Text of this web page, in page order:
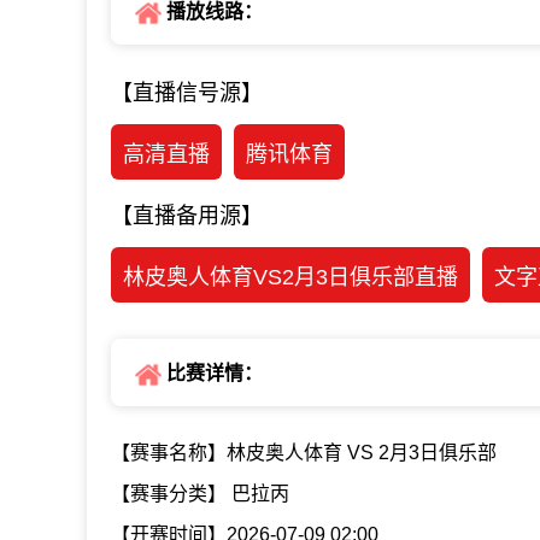
播放线路：
【直播信号源】
高清直播 腾讯体育
【直播备用源】
林皮奥人体育VS2月3日俱乐部直播 文
比赛详情：
【赛事名称】林皮奥人体育 VS 2月3日俱乐部
【赛事分类】 巴拉丙
【开赛时间】2026-07-09 02:00